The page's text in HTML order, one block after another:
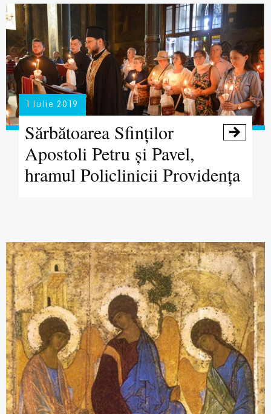
1 Iulie 2019

Sărbătoarea Sfinților
Apostoli Petru și Pavel,
hramul Policlinicii Providența